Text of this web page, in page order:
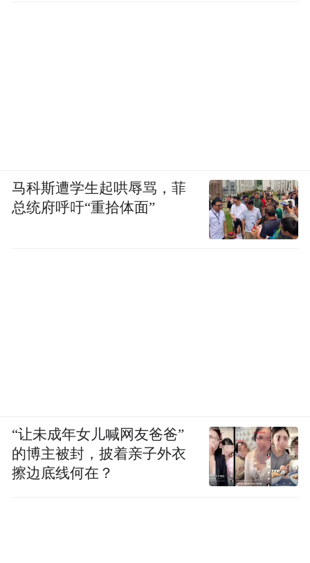
马科斯遭学生起哄辱骂，菲
总统府呼吁“重拾体面”
“让未成年女儿喊网友爸爸”
的博主被封，披着亲子外衣
擦边底线何在？